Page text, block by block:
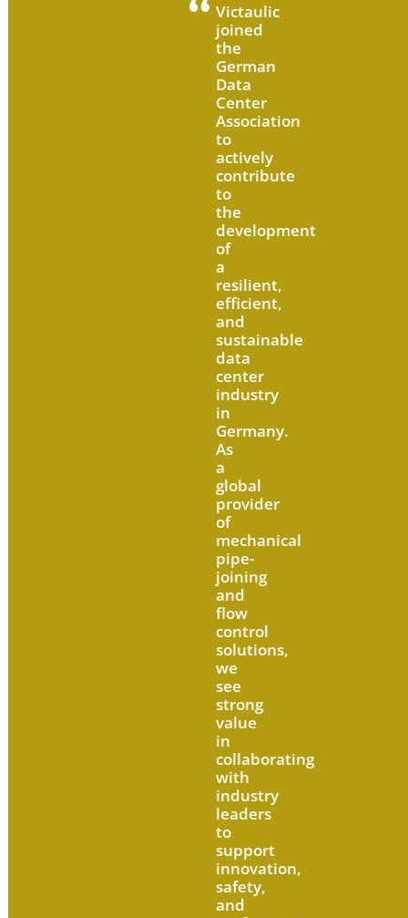
Victaulic
joined
the
German
Data
Center
Association
to
actively
contribute
to
the
development
of
a
resilient,
efficient,
and
sustainable
data
center
industry
in
Germany.
As
a
global
provider
of
mechanical
pipe-
joining
and
flow
control
solutions,
we
see
strong
value
in
collaborating
with
industry
leaders
to
support
innovation,
safety,
and